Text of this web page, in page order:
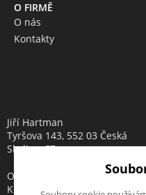
O FIRMĚ
O nás
Kontakty
Jiří Hartman
Tyršova 143, 552 03 Česká
Skalice, CZ
Obchodní rejstřík vedený u
Krajského soudu v Hradci